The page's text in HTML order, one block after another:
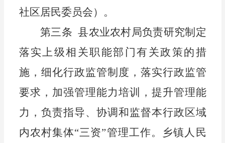
社区居民委员会）。
第三条 县农业农村局负责研究制定
落实上级相关职能部门有关政策的措
施，细化行政监管制度，落实行政监管
要求，加强管理能力培训，提升管理能
力，负责指导、协调和监督本行政区域
内农村集体“三资”管理工作。乡镇人民